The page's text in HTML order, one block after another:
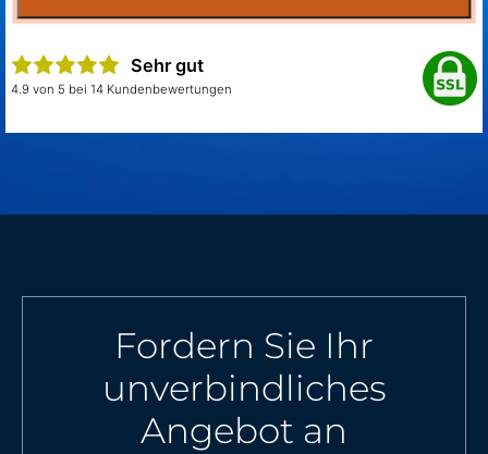
Sehr gut
4.9 von 5 bei 14 Kundenbewertungen
Fordern Sie Ihr
unverbindliches
Angebot an